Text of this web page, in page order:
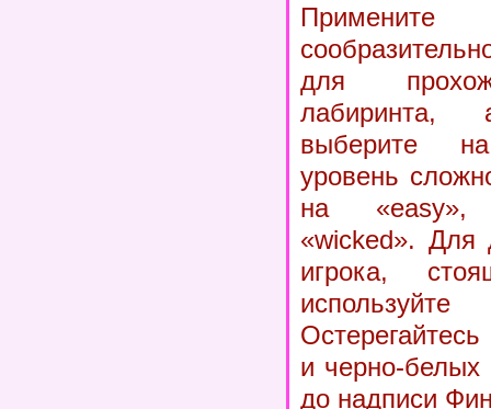
для
выберите
уровень
на «easy»,
«wicked». Для
игрока,
и черно-белых
до надписи